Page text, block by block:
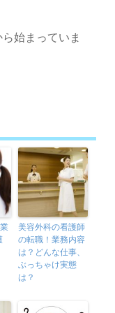
始まっていま
美容外科の看護師
の転職！業務内容
は？どんな仕事、
ぶっちゃけ実態
は？